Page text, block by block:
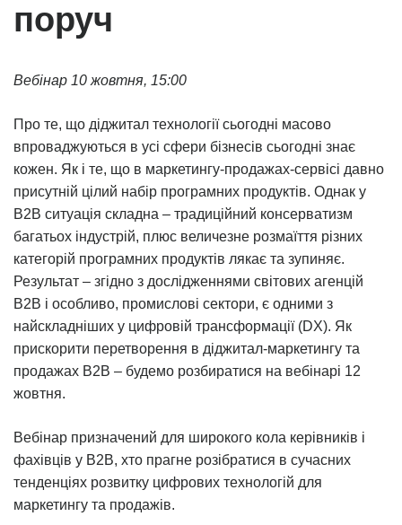
поруч
Вебінар 10 жовтня, 15:00
Про те, що діджитал технології сьогодні масово
впроваджуються в усі сфери бізнесів сьогодні знає
кожен. Як і те, що в маркетингу-продажах-сервісі давно
присутній цілий набір програмних продуктів. Однак у
B2B ситуація складна – традиційний консерватизм
багатьох індустрій, плюс величезне розмаїття різних
категорій програмних продуктів лякає та зупиняє.
Результат – згідно з дослідженнями світових агенцій
B2B і особливо, промислові сектори, є одними з
найскладніших у цифровій трансформації (DX). Як
прискорити перетворення в діджитал-маркетингу та
продажах B2B – будемо розбиратися на вебінарі 12
жовтня.
Вебінар призначений для широкого кола керівників і
фахівців у B2B, хто прагне розібратися в сучасних
тенденціях розвитку цифрових технологій для
маркетингу та продажів.